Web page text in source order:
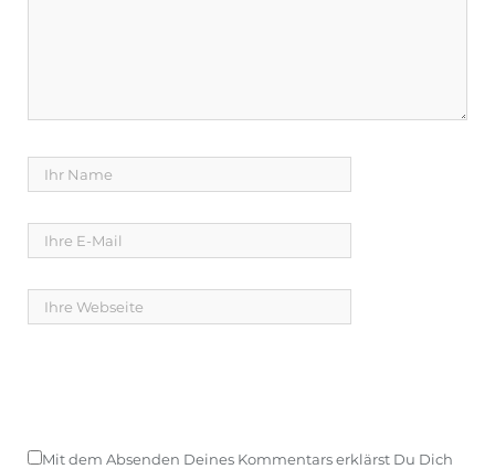
Mit dem Absenden Deines Kommentars erklärst Du Dich